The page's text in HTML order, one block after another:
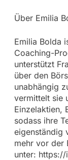
Über Emilia
Emilia Bolda
Coaching-
unterstützt
über den
unabhängig
vermittelt sie
Einzelaktien,
sodass ihre
eigenständig
mehr vor der
unter: